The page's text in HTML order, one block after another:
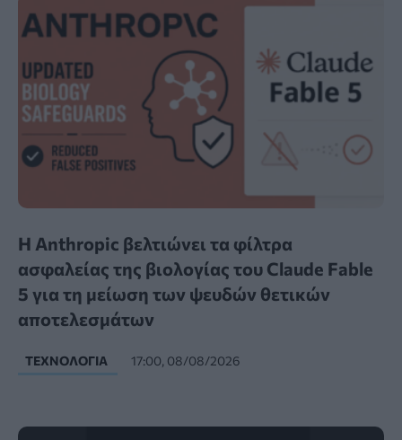
Η Anthropic βελτιώνει τα φίλτρα
ασφαλείας της βιολογίας του Claude Fable
5 για τη μείωση των ψευδών θετικών
αποτελεσμάτων
ΤΕΧΝΟΛΟΓΊΑ 17:00, 08/08/2026